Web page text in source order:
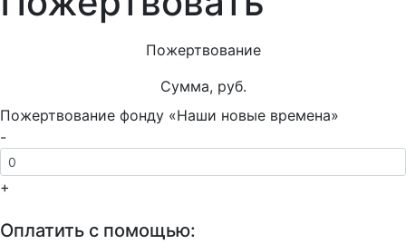
Пожертвование
Сумма, руб.
Пожертвование фонду «Наши новые времена»
-
+
Оплатить с помощью: